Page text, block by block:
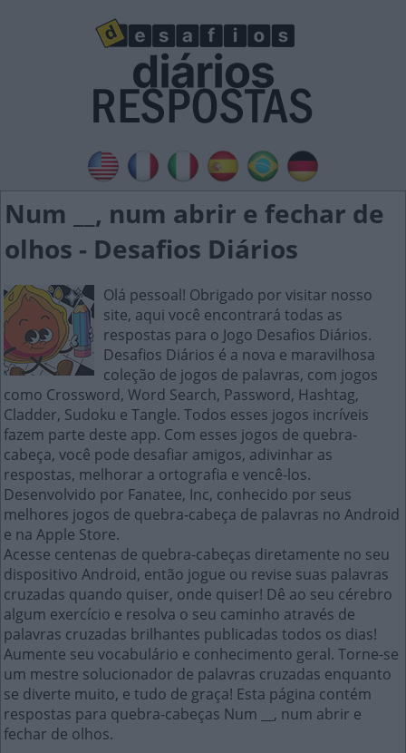
Num __, num abrir e fechar de
olhos - Desafios Diários
Olá pessoal! Obrigado por visitar nosso
site, aqui você encontrará todas as
respostas para o Jogo Desafios Diários.
Desafios Diários é a nova e maravilhosa
coleção de jogos de palavras, com jogos
como Crossword, Word Search, Password, Hashtag,
Cladder, Sudoku e Tangle. Todos esses jogos incríveis
fazem parte deste app. Com esses jogos de quebra-
cabeça, você pode desafiar amigos, adivinhar as
respostas, melhorar a ortografia e vencê-los.
Desenvolvido por Fanatee, Inc, conhecido por seus
melhores jogos de quebra-cabeça de palavras no Android
e na Apple Store.
Acesse centenas de quebra-cabeças diretamente no seu
dispositivo Android, então jogue ou revise suas palavras
cruzadas quando quiser, onde quiser! Dê ao seu cérebro
algum exercício e resolva o seu caminho através de
palavras cruzadas brilhantes publicadas todos os dias!
Aumente seu vocabulário e conhecimento geral. Torne-se
um mestre solucionador de palavras cruzadas enquanto
se diverte muito, e tudo de graça! Esta página contém
respostas para quebra-cabeças Num __, num abrir e
fechar de olhos.